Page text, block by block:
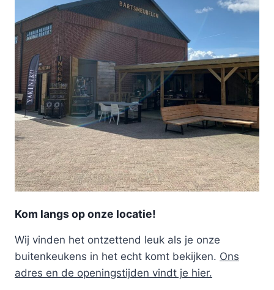
Kom langs op onze locatie!
Wij vinden het ontzettend leuk als je onze
buitenkeukens in het echt komt bekijken. Ons
adres en de openingstijden vindt je hier.